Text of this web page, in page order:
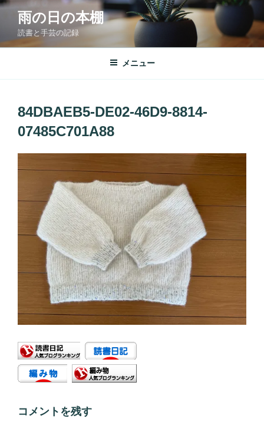
コ
ン
へ
雨の日の本棚
読書と手芸の記録
メニュー
84DBAEB5-DE02-46D9-8814-
07485C701A88
コメントを残す